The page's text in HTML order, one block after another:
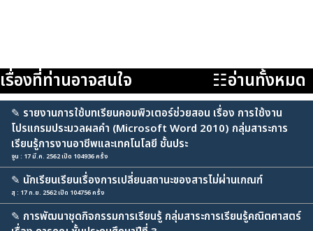
เรื่องที่ท่านอาจสนใจ ☷อ่านทั้งหมด
✎ รายงานการใช้บทเรียนคอมพิวเตอร์ช่วยสอน เรื่อง การใช้งาน
โปรแกรมประมวลผลคำ (Microsoft Word 2010) กลุ่มสาระการ
เรียนรู้การงานอาชีพและเทคโนโลยี ชั้นประ
จูน : 17 มี.ค. 2562 เปิด 104936 ครั้ง
✎ นักเรียนเรียนเรื่องการเปลี่ยนสถานะของสารไม่ผ่านเกณฑ์
สุ : 17 ก.ย. 2562 เปิด 104756 ครั้ง
✎ การพัฒนาชุดกิจกรรมการเรียนรู้ กลุ่มสาระการเรียนรู้คณิตศาสตร์